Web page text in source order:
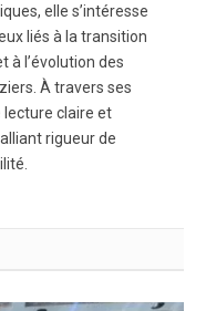
elle s’intéresse
liés à la transition
à l’évolution des
À travers ses
lecture claire et
rigueur de